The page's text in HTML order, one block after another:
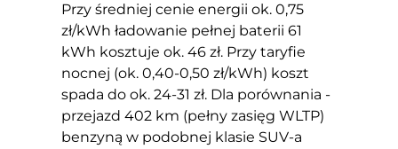
Przy średniej cenie energii ok. 0,75
zł/kWh ładowanie pełnej baterii 61
kWh kosztuje ok. 46 zł. Przy taryfie
nocnej (ok. 0,40-0,50 zł/kWh) koszt
spada do ok. 24-31 zł. Dla porównania -
przejazd 402 km (pełny zasięg WLTP)
benzyną w podobnej klasie SUV-a